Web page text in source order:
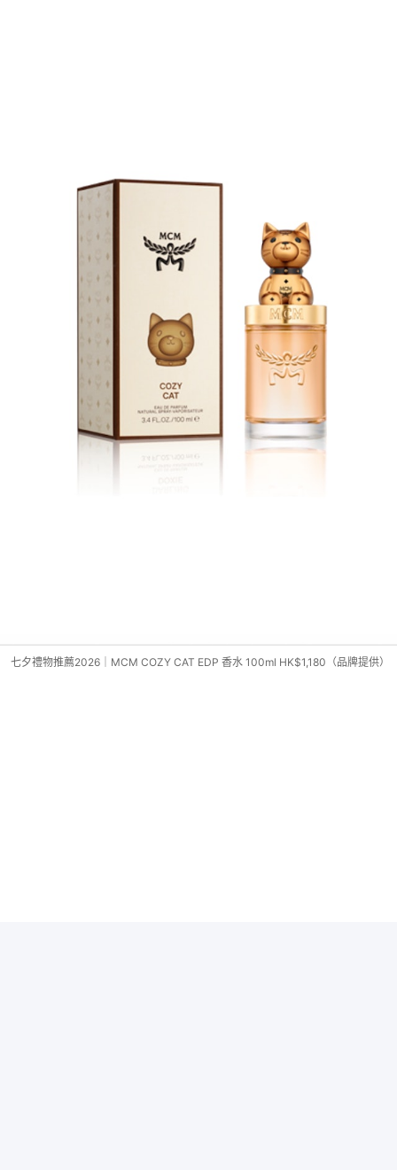
七夕禮物推薦2026｜MCM COZY CAT EDP 香水 100ml HK$1,180（品牌提供）